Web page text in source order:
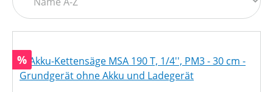
Rabatt
%